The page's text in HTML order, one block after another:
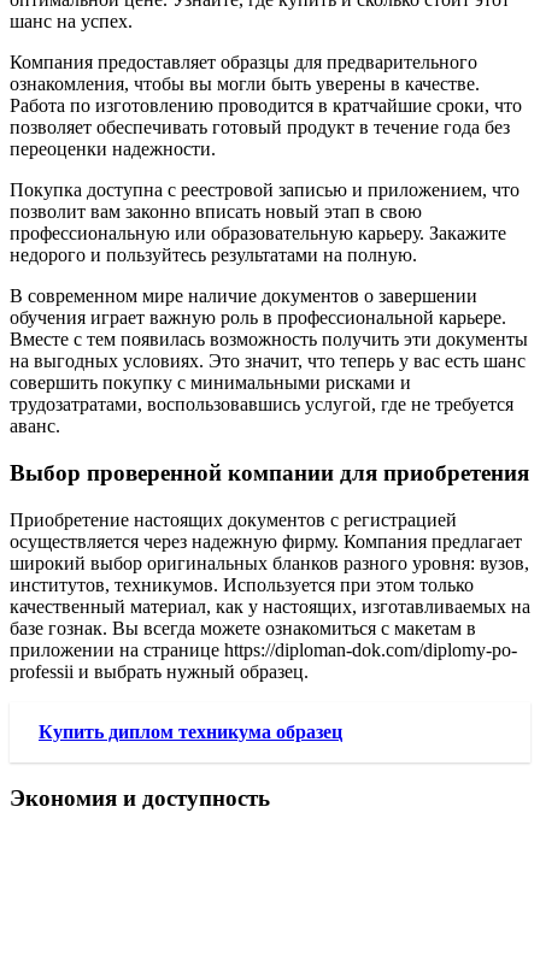
шанс на успех.
Компания предоставляет образцы для предварительного
ознакомления, чтобы вы могли быть уверены в качестве.
Работа по изготовлению проводится в кратчайшие сроки, что
позволяет обеспечивать готовый продукт в течение года без
переоценки надежности.
Покупка доступна с реестровой записью и приложением, что
позволит вам законно вписать новый этап в свою
профессиональную или образовательную карьеру. Закажите
недорого и пользуйтесь результатами на полную.
В современном мире наличие документов о завершении
обучения играет важную роль в профессиональной карьере.
Вместе с тем появилась возможность получить эти документы
на выгодных условиях. Это значит, что теперь у вас есть шанс
совершить покупку с минимальными рисками и
трудозатратами, воспользовавшись услугой, где не требуется
аванс.
Выбор проверенной компании для приобретения
Приобретение настоящих документов с регистрацией
осуществляется через надежную фирму. Компания предлагает
широкий выбор оригинальных бланков разного уровня: вузов,
институтов, техникумов. Используется при этом только
качественный материал, как у настоящих, изготавливаемых на
базе гознак. Вы всегда можете ознакомиться с макетам в
приложении на странице https://diploman-dok.com/diplomy-po-
professii и выбрать нужный образец.
Купить диплом техникума образец
Экономия и доступность